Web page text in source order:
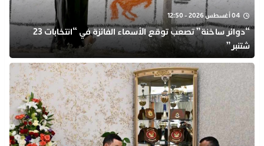
04 أغسطس 2026 - 12:50
“دوائر ساخنة” تصعب توقع الأسماء الفائزة في “انتخابات 23
شتنبر”